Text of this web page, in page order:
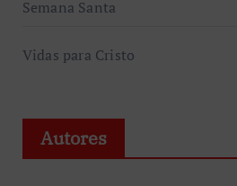
Semana Santa
Vidas para Cristo
Autores